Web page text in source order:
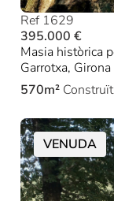
Ref 1629
395.000 €
Masia històrica
Garrotxa, Girona
570m²
VENUDA